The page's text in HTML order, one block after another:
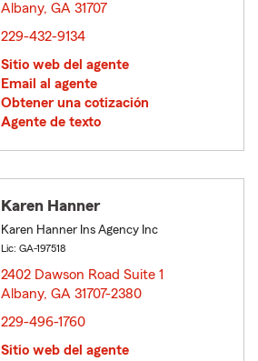
Albany, GA 31707
229-432-9134
Sitio web del agente
Email al agente
Obtener una cotización
Agente de texto
Karen Hanner
Karen Hanner Ins Agency Inc
Lic: GA-197518
2402 Dawson Road Suite 1
Albany, GA 31707-2380
229-496-1760
Sitio web del agente